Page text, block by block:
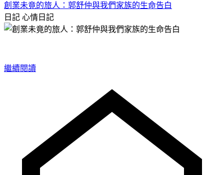
創業未竟的旅人：郭舒仲與我們家族的生命告白
日記 心情日記
繼續閱讀